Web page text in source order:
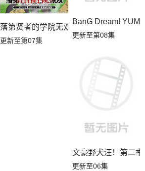
落第贤者的学院无双第二回转生，S等级
更新至第07集
BanG Dream!
更新至第08集
文豪野犬汪！第二季
更新至06集